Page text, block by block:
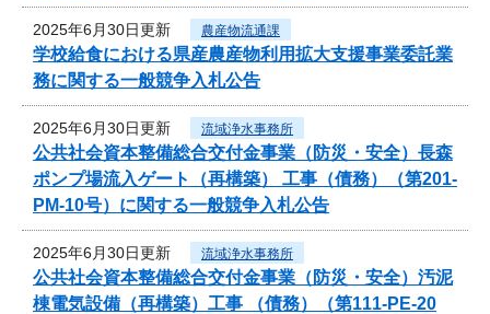
2025年6月30日更新 農産物流通課
学校給食における県産農産物利用拡大支援事業委託業
務に関する一般競争入札公告
2025年6月30日更新 流域浄水事務所
公共社会資本整備総合交付金事業（防災・安全）長森
ポンプ場流入ゲート（再構築） 工事（債務）（第201-
PM-10号）に関する一般競争入札公告
2025年6月30日更新 流域浄水事務所
公共社会資本整備総合交付金事業（防災・安全）汚泥
棟電気設備（再構築）工事 （債務）（第111-PE-20